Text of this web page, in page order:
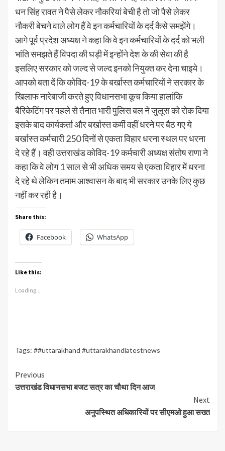
धन सिंह रावत ने पैसे लेकर नौकरियां बेची है तो जो पैसे लेकर
नौकरी बेचने वाले लोग हैं वे इन कर्मचारियों के दर्द कैसे समझेंगे।
आगे पूर्व प्रदेश अध्यक्ष ने कहा कि वे इन कर्मचारियों के दर्द को भली
भांति समझते हैं विपदा की घड़ी में इन्होंने देश के की सेवा की है
इसलिए सरकार को जल्द से जल्द इनको नियुक्त कर देना चाइये।
आपको बता दें कि कोविद-19 के बर्खास्त कर्मचारियों ने सरकार के
खिलाफ नारेबाजी करते हुए विधानसभा कूच किया हालांकि
बैरिकेटिंग पर पहले से तैनात भारी पुलिस बल ने जुलूस को रोक दिया
इसके बाद कार्यकर्ता और बर्खास्त कर्मी वहीं धरने पर बैठ गए ये
बर्खास्त कर्मचारी 250 दिनों से एकता विहार धरना स्थल पर धरना
दे रहे हैं। वही उत्तराखंड कोविद-19 कर्मचारी अध्यक्ष संतोष राणा ने
कहा कि वे लोग 1 साल से भी अधिक समय से एकता विहार में धरना
दे रहे थे लेकिन तमाम आश्वासन के बाद भी सरकार उनके लिए कुछ
नहीं कर रही है।
Share this:
Facebook WhatsApp
Like this:
Loading...
Tags: ##uttarakhand #uttarakhandlatestnews
Continue
Reading
Previous
उत्तराखंड विधानसभा बजट सत्र का चौथा दिन आज
Next
अनुपस्थित अधिकारियों पर सीएमओ हुआ सख्त